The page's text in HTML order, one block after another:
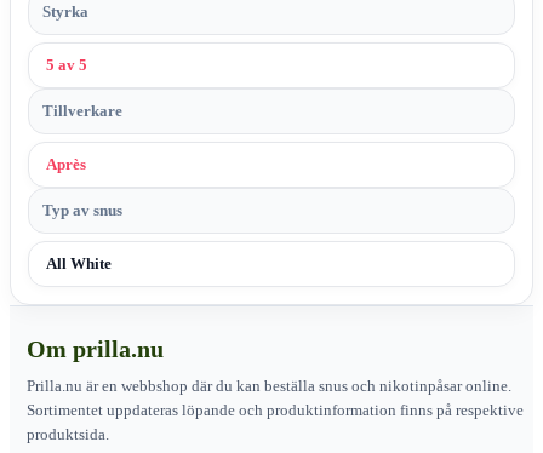
Styrka
5 av 5
Tillverkare
Après
Typ av snus
All White
Om prilla.nu
Prilla.nu är en webbshop där du kan beställa snus och nikotinpåsar online.
Sortimentet uppdateras löpande och produktinformation finns på respektive
produktsida.